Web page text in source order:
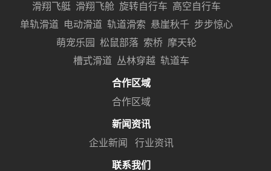
滑翔飞艇 滑翔飞舱 旋转自行车 高空自行车
单轨滑道
电动滑道 轨道滑索 悬崖秋千 步步惊心
萌宠乐园
松鼠部落 索桥 摩天轮
槽式滑道 丛林穿越 轨道车
合作区域
合作区域
新闻资讯
企业新闻
行业资讯
联系我们